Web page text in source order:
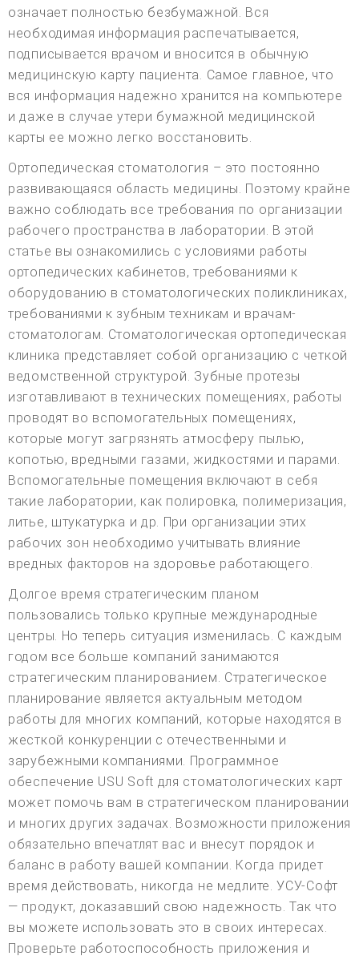
означает полностью безбумажной. Вся
необходимая информация распечатывается,
подписывается врачом и вносится в обычную
медицинскую карту пациента. Самое главное, что
вся информация надежно хранится на компьютере
и даже в случае утери бумажной медицинской
карты ее можно легко восстановить.
Ортопедическая стоматология – это постоянно
развивающаяся область медицины. Поэтому крайне
важно соблюдать все требования по организации
рабочего пространства в лаборатории. В этой
статье вы ознакомились с условиями работы
ортопедических кабинетов, требованиями к
оборудованию в стоматологических поликлиниках,
требованиями к зубным техникам и врачам-
стоматологам. Стоматологическая ортопедическая
клиника представляет собой организацию с четкой
ведомственной структурой. Зубные протезы
изготавливают в технических помещениях, работы
проводят во вспомогательных помещениях,
которые могут загрязнять атмосферу пылью,
копотью, вредными газами, жидкостями и парами.
Вспомогательные помещения включают в себя
такие лаборатории, как полировка, полимеризация,
литье, штукатурка и др. При организации этих
рабочих зон необходимо учитывать влияние
вредных факторов на здоровье работающего.
Долгое время стратегическим планом
пользовались только крупные международные
центры. Но теперь ситуация изменилась. С каждым
годом все больше компаний занимаются
стратегическим планированием. Стратегическое
планирование является актуальным методом
работы для многих компаний, которые находятся в
жесткой конкуренции с отечественными и
зарубежными компаниями. Программное
обеспечение USU Soft для стоматологических карт
может помочь вам в стратегическом планировании
и многих других задачах. Возможности приложения
обязательно впечатлят вас и внесут порядок и
баланс в работу вашей компании. Когда придет
время действовать, никогда не медлите. УСУ-Софт
— продукт, доказавший свою надежность. Так что
вы можете использовать это в своих интересах.
Проверьте работоспособность приложения и